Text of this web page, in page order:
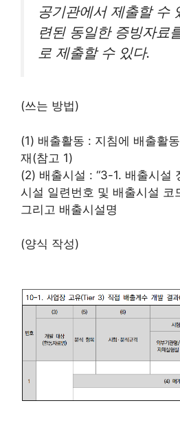
공기관에서 제출할 수
련된 동일한 증빙자료
로 제출할 수 있다.
(쓰는 방법)
(1) 배출활동 : 지침에 배출활
재(참고 1)
(2) 배출시설 : “3-1. 배출시설
시설 일련번호 및 배출시설 코
그리고 배출시설명
(양식 작성)